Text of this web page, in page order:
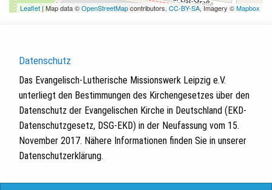
Leaflet | Map data ©OpenStreetMapcontributors, CC-BY-SA, Imagery ©Mapbox
Datenschutz
Das Evangelisch-Lutherische Missionswerk Leipzig e.V.
unterliegt den Bestimmungen des Kirchengesetzes über den
Datenschutz der Evangelischen Kirche in Deutschland (EKD-
Datenschutzgesetz, DSG-EKD) in der Neufassung vom 15.
November 2017. Nähere Informationen finden Sie in unserer
Datenschutzerklärung.